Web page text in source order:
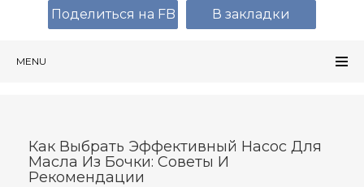
MENU
Как Выбрать Эффективный Насос Для
Масла Из Бочки: Советы И
Рекомендации
Поделиться на FB В закладки